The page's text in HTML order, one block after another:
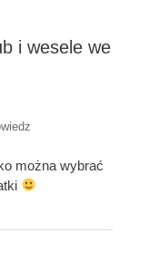
i wesele we
można wybrać